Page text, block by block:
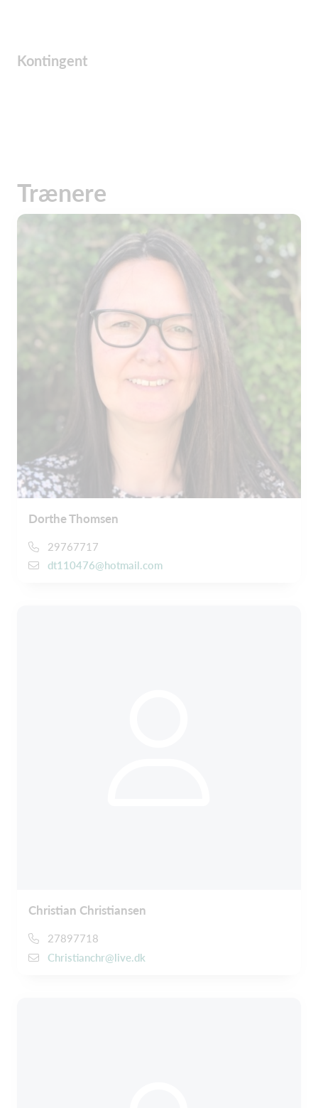
Kontingent
Trænere
Dorthe Thomsen
29767717
dt110476@hotmail.com
Christian Christiansen
27897718
Christianchr@live.dk